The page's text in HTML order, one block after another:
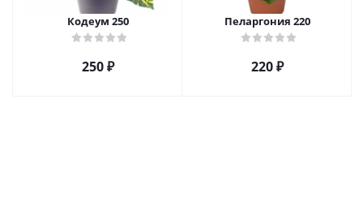
Кодеум 250
250₽
Пеларгония 220
220₽